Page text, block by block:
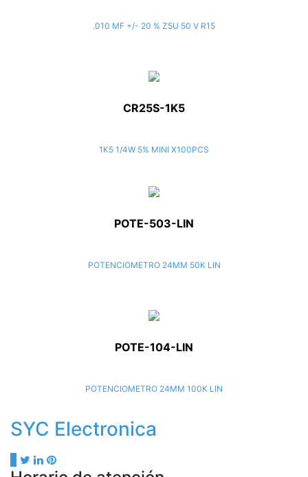
.010 MF +/- 20 % Z5U 50 V R15
CR25S-1K5
1K5 1/4W 5% MINI X100PCS
POTE-503-LIN
POTENCIOMETRO 24MM 50K LIN
POTE-104-LIN
POTENCIOMETRO 24MM 100K LIN
SYC Electronica